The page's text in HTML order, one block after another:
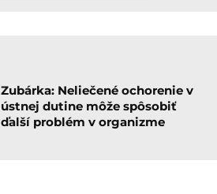
Zubárka: Neliečené ochorenie v
ústnej dutine môže spôsobiť
ďalší problém v organizme